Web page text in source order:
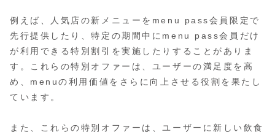
例えば、人気店の新メニューをmenu pass会員限定で
先行提供したり、特定の期間中にmenu pass会員だけ
が利用できる特別割引を実施したりすることがありま
す。これらの特別オファーは、ユーザーの満足度を高
め、menuの利用価値をさらに向上させる役割を果たし
ています。
また、これらの特別オファーは、ユーザーに新しい飲食